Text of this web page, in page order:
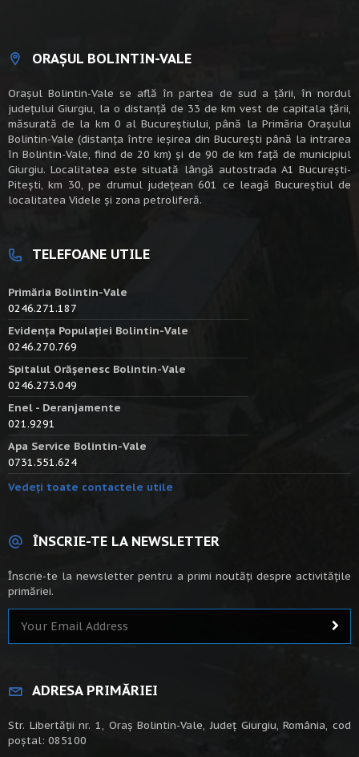
ORAȘUL BOLINTIN-VALE
Oraşul Bolintin-Vale se află în partea de sud a ţării, în nordul
judeţului Giurgiu, la o distanţă de 33 de km vest de capitala țării,
măsurată de la km 0 al Bucureștiului, până la Primăria Orașului
Bolintin-Vale (distanța între ieșirea din București până la intrarea
în Bolintin-Vale, fiind de 20 km) şi de 90 de km faţă de municipiul
Giurgiu. Localitatea este situată lângă autostrada A1 Bucureşti-
Piteşti, km 30, pe drumul judeţean 601 ce leagă Bucureştiul de
localitatea Videle şi zona petroliferă.
TELEFOANE UTILE
Primăria Bolintin-Vale
0246.271.187
Evidența Populației Bolintin-Vale
0246.270.769
Spitalul Orășenesc Bolintin-Vale
0246.273.049
Enel - Deranjamente
021.9291
Apa Service Bolintin-Vale
0731.551.624
Vedeți toate contactele utile
ÎNSCRIE-TE LA NEWSLETTER
Înscrie-te la newsletter pentru a primi noutăți despre activitățile
primăriei.
ADRESA PRIMĂRIEI
Str. Libertății nr. 1, Oraș Bolintin-Vale, Județ Giurgiu, România, cod
poștal: 085100